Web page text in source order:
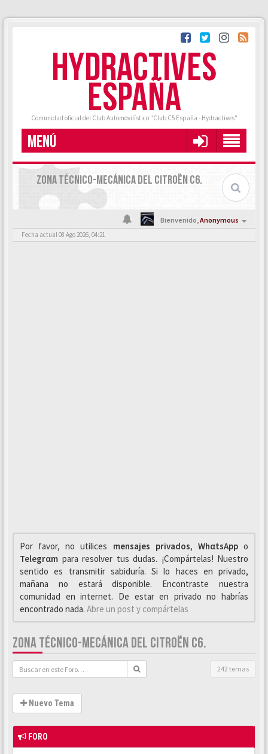
HYDRACTIVES
ESPAÑA
Comunidad oficial del Club Automovilístico "Club C5 España - Hydractives"
MENÚ
ZONA TÉCNICO-MECÁNICA DEL CITROËN C6.
Bienvenido,Anonymous
Fecha actual 08 Ago 2026, 04:21
Por favor, no utilices mensajes privados, WhαtsAppo
Telegrαm para resolver tus dudas. ¡Compártelas! Nuestro
sentido es transmitir sabiduría. Si lo haces en privado,
mañana no estará disponible. Encontraste nuestra
comunidad en internet. De estar en privado no habrías
encontrado nada. Abre un post y compártelas
ZONA TÉCNICO-MECÁNICA DEL CITROËN C6.
242 temas
Nuevo Tema
FORO